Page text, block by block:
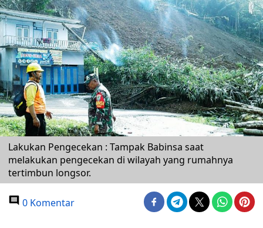
Lakukan Pengecekan : Tampak Babinsa saat
melakukan pengecekan di wilayah yang rumahnya
tertimbun longsor.
0 Komentar